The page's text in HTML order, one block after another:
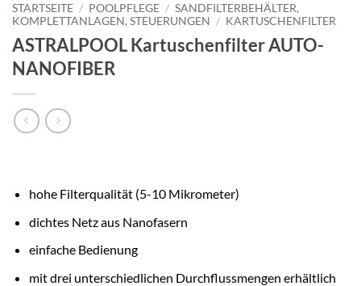
STARTSEITE / POOLPFLEGE / SANDFILTERBEHÄLTER,
KOMPLETTANLAGEN, STEUERUNGEN / KARTUSCHENFILTER
ASTRALPOOL Kartuschenfilter AUTO-
NANOFIBER
hohe Filterqualität (5-10 Mikrometer)
dichtes Netz aus Nanofasern
einfache Bedienung
mit drei unterschiedlichen Durchflussmengen erhältlich